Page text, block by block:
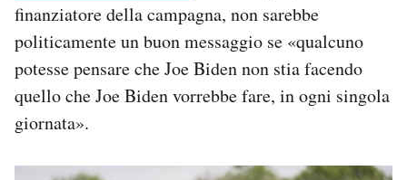
finanziatore della campagna, non sarebbe
politicamente un buon messaggio se «qualcuno
potesse pensare che Joe Biden non stia facendo
quello che Joe Biden vorrebbe fare, in ogni singola
giornata».